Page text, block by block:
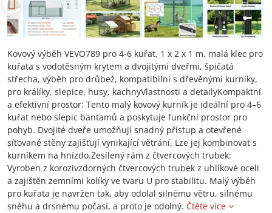
Kovový výběh VEVO789 pro 4-6 kuřat, 1 x 2 x 1 m, malá klec pro
kuřata s vodotěsným krytem a dvojitými dveřmi, špičatá
střecha, výběh pro drůbež, kompatibilní s dřevěnými kurníky,
pro králíky, slepice, husy, kachnyVlastnosti a detailyKompaktní
a efektivní prostor: Tento malý kovový kurník je ideální pro 4–6
kuřat nebo slepic bantamů a poskytuje funkční prostor pro
pohyb. Dvojité dveře umožňují snadný přístup a otevřené
síťované stěny zajišťují vynikající větrání. Lze jej kombinovat s
kurníkem na hnízdo.Zesílený rám z čtvercových trubek:
Vyroben z korozivzdorných čtvercových trubek z uhlíkové oceli
a zajištěn zemními kolíky ve tvaru U pro stabilitu. Malý výběh
pro kuřata je navržen tak, aby odolal silnému větru, silnému
sněhu a drsnému počasí, a proto je odolný. Čtěte více